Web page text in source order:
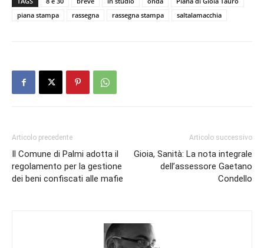
piana stampa
rassegna rassegna stampa saltalamacchia
Articolo precedente
Il Comune di Palmi adotta il
regolamento per la gestione
dei beni confiscati alle mafie
Articolo successivo
Gioia, Sanità: La nota integrale
dell’assessore Gaetano
Condello